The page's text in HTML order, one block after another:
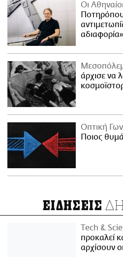
Οι Αθηναίοι
αδιαφορία»
άρχισε να
Οπτική
Ποιος
ΕΙΔΗΣΕΙΣ
Τech &
προκαλεί
αρχίσουν